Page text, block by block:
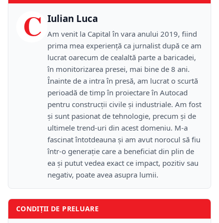
C Iulian Luca
Am venit la Capital în vara anului 2019, fiind
prima mea experiență ca jurnalist după ce am
lucrat oarecum de cealaltă parte a baricadei,
în monitorizarea presei, mai bine de 8 ani.
Înainte de a intra în presă, am lucrat o scurtă
perioadă de timp în proiectare în Autocad
pentru construcții civile și industriale. Am fost
și sunt pasionat de tehnologie, precum și de
ultimele trend-uri din acest domeniu. M-a
fascinat întotdeauna și am avut norocul să fiu
într-o generație care a beneficiat din plin de
ea și putut vedea exact ce impact, pozitiv sau
negativ, poate avea asupra lumii.
CONDIȚII DE PRELUARE